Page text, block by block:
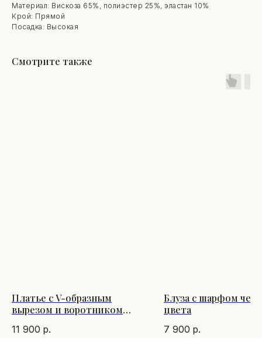
Материал: Вискоза 65%, полиэстер 25%, эластан 10%
Крой: Прямой
Посадка: Высокая
Смотрите также
Платье с V-образным
вырезом и воротником
11 900 р.
Блуза с шарфом
цвета
7 900 р.